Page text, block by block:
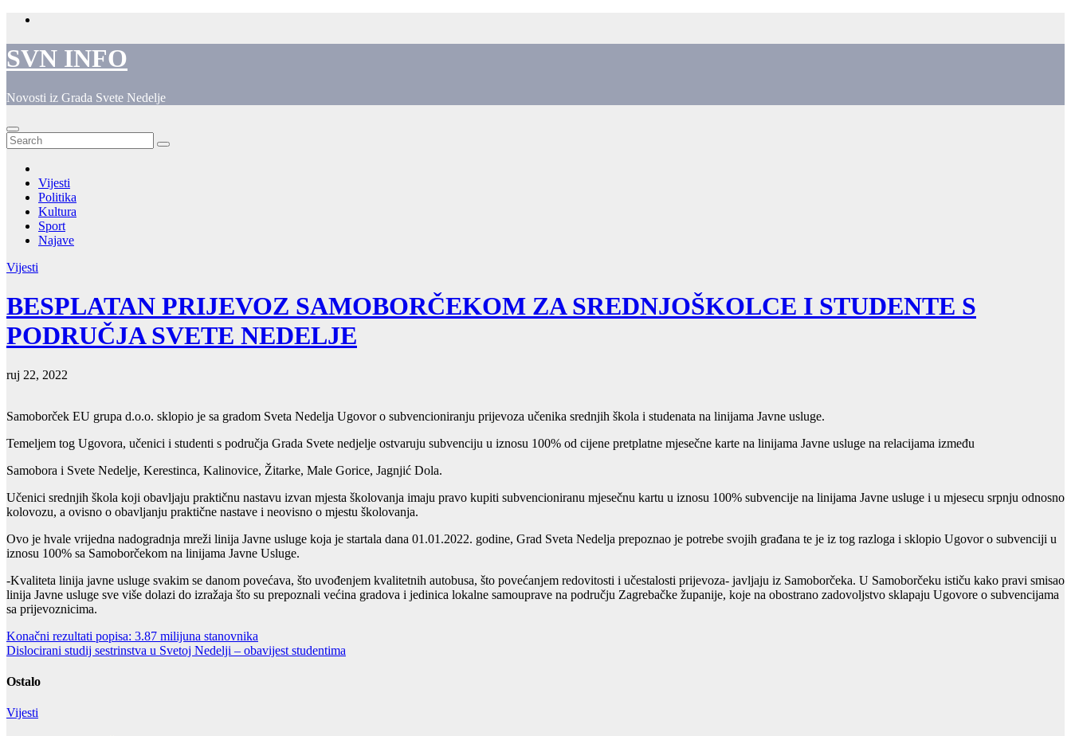
Skip
content
SVN INFO
Novosti iz Grada Svete Nedelje
Vijesti
Politika
Kultura
Sport
Najave
Vijesti
BESPLATAN PRIJEVOZ SAMOBORČEKOM ZA SREDNJOŠKOLCE I STUDENTE S
PODRUČJA SVETE NEDELJE
ruj 22, 2022
Samoborček EU grupa d.o.o. sklopio je sa gradom Sveta Nedelja Ugovor o subvencioniranju prijevoza učenika srednjih škola i studenata na linijama Javne usluge.
Temeljem tog Ugovora, učenici i studenti s područja Grada Svete nedjelje ostvaruju subvenciju u iznosu 100% od cijene pretplatne mjesečne karte na linijama Javne usluge na relacijama između
Samobora i Svete Nedelje, Kerestinca, Kalinovice, Žitarke, Male Gorice, Jagnjić Dola.
Učenici srednjih škola koji obavljaju praktičnu nastavu izvan mjesta školovanja imaju pravo kupiti subvencioniranu mjesečnu kartu u iznosu 100% subvencije na linijama Javne usluge i u mjesecu srpnju odnosno
kolovozu, a ovisno o obavljanju praktične nastave i neovisno o mjestu školovanja.
Ovo je hvale vrijedna nadogradnja mreži linija Javne usluge koja je startala dana 01.01.2022. godine, Grad Sveta Nedelja prepoznao je potrebe svojih građana te je iz tog razloga i sklopio Ugovor o subvenciji u
iznosu 100% sa Samoborčekom na linijama Javne Usluge.
-Kvaliteta linija javne usluge svakim se danom povećava, što uvođenjem kvalitetnih autobusa, što povećanjem redovitosti i učestalosti prijevoza- javljaju iz Samoborčeka. U Samoborčeku ističu kako pravi smisao
linija Javne usluge sve više dolazi do izražaja što su prepoznali većina gradova i jedinica lokalne samouprave na području Zagrebačke županije, koje na obostrano zadovoljstvo sklapaju Ugovore o subvencijama
sa prijevoznicima.
Navigacija
objava
Konačni rezultati popisa: 3.87 milijuna stanovnika
Dislocirani studij sestrinstva u Svetoj Nedelji – obavijest studentima
Ostalo
Vijesti